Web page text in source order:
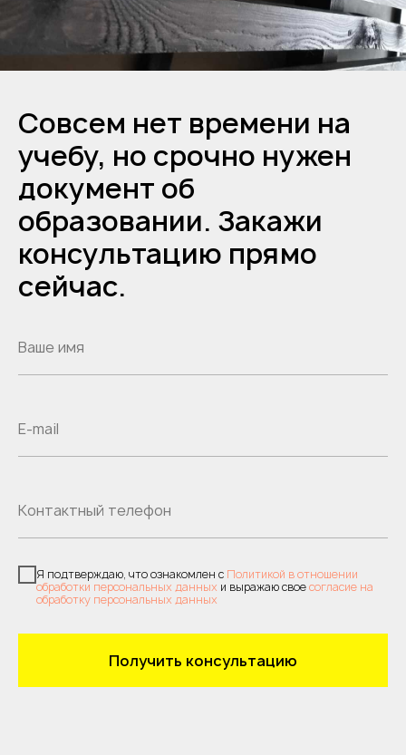
Совсем нет времени на
учебу, но срочно нужен
документ об
образовании. Закажи
консультацию прямо
сейчас.
Я подтверждаю, что ознакомлен с Политикой в отношении
обработки персональных данных и выражаю своесогласие на
обработку персональных данных
Получить консультацию